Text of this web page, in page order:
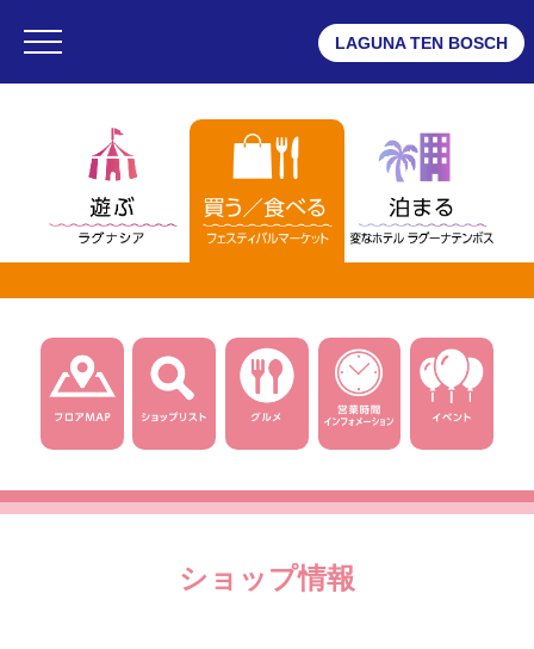
・フェスティバルマーケット
・変なホテル ラグーナテンボス
フェスティバルマーケット
・インフォメーション
・営業時間
・団体予約
LAGUNA TEN BOSCH
ショップ情報